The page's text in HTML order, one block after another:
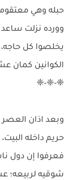
حبله وهي
وورده نزلت
يخلصوا كل حاجه،
الكوانين كمان
❈-❈-❈
وبعد اذان
حريم داخله
فعرفوا إن دول
شوقيه لربيعه؛